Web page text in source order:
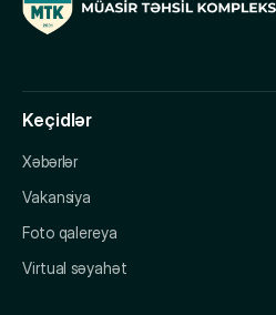
Keçidlər
Xəbərlər
Vakansiya
Foto qalereya
Virtual səyahət